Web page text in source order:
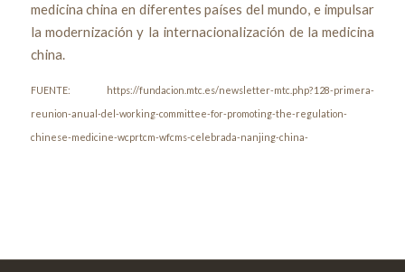
medicina china en diferentes países del mundo, e impulsar
la modernización y la internacionalización de la medicina
china.
FUENTE: https://fundacion.mtc.es/newsletter-mtc.php?128-primera-
reunion-anual-del-working-committee-for-promoting-the-regulation-
chinese-medicine-wcprtcm-wfcms-celebrada-nanjing-china-